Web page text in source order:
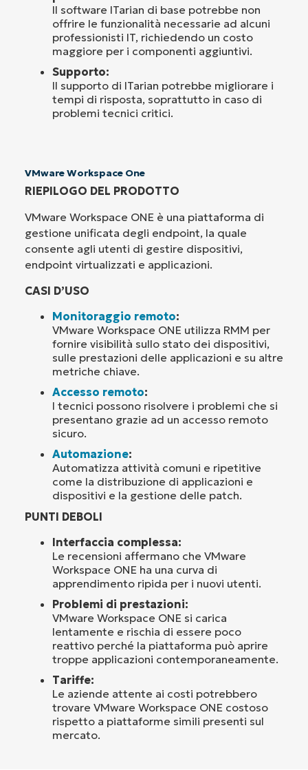
Il software ITarian di base potrebbe non
offrire le funzionalità necessarie ad alcuni
professionisti IT, richiedendo un costo
maggiore per i componenti aggiuntivi.
Supporto:
Il supporto di ITarian potrebbe migliorare i
tempi di risposta, soprattutto in caso di
problemi tecnici critici.
VMware Workspace One
RIEPILOGO DEL PRODOTTO
VMware Workspace ONE è una piattaforma di
gestione unificata degli endpoint, la quale
consente agli utenti di gestire dispositivi,
endpoint virtualizzati e applicazioni.
CASI D’USO
Monitoraggio remoto:
VMware Workspace ONE utilizza RMM per
fornire visibilità sullo stato dei dispositivi,
sulle prestazioni delle applicazioni e su altre
metriche chiave.
Accesso remoto:
I tecnici possono risolvere i problemi che si
presentano grazie ad un accesso remoto
sicuro.
Automazione:
Automatizza attività comuni e ripetitive
come la distribuzione di applicazioni e
dispositivi e la gestione delle patch.
PUNTI DEBOLI
Interfaccia complessa:
Le recensioni affermano che VMware
Workspace ONE ha una curva di
apprendimento ripida per i nuovi utenti.
Problemi di prestazioni:
VMware Workspace ONE si carica
lentamente e rischia di essere poco
reattivo perché la piattaforma può aprire
troppe applicazioni contemporaneamente.
Tariffe:
Le aziende attente ai costi potrebbero
trovare VMware Workspace ONE costoso
rispetto a piattaforme simili presenti sul
mercato.